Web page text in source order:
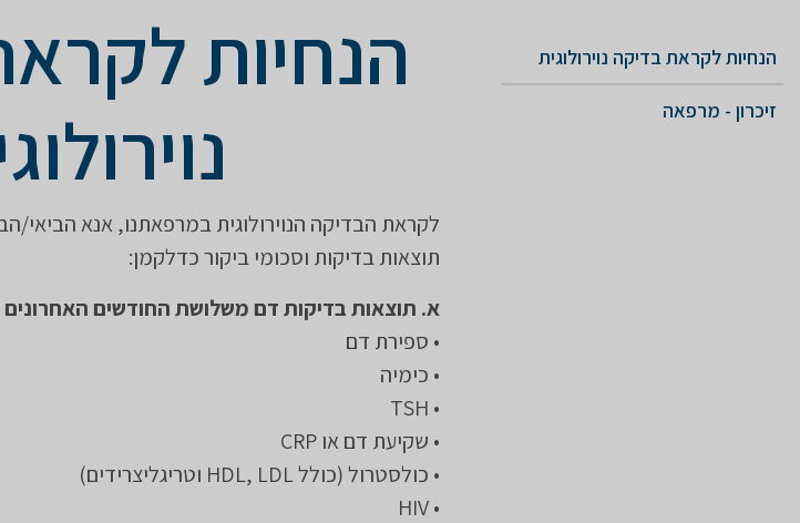
הנחיות לקראת בדיקה נוירולוגית
זיכרון - מרפאה
הנחיות
לקראת הבדיקה הנוירולוגית במרפאתנו, אנא
תוצאות בדיקות וסכומי ביקור כדלקמן:
א. תוצאות בדיקות דם משלושת החודשים האחרונים
• ספירת דם
• כימיה
• TSH
• שקיעת דם או CRP
• כולסטרול (כולל HDL, LDL וטריגליצרידים)
• HIV